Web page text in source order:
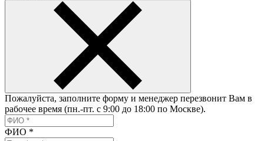
Пожалуйста, заполните форму и менеджер перезвонит Вам в
рабочее время (пн.-пт. с 9:00 до 18:00 по Москве).
ФИО *